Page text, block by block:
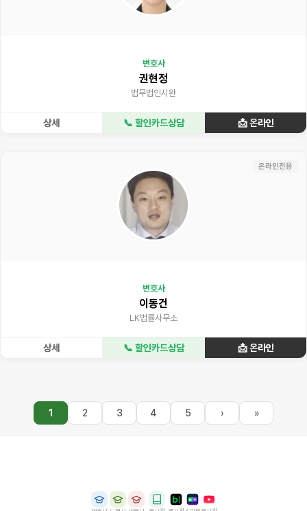
변호사
권현정
법무법인시완
상세 📞 할인카드상담 📩 온라인
온라인전용
변호사
이동건
LK법률사무소
상세 📞 할인카드상담 📩 온라인
1 2 3 4 5 › »